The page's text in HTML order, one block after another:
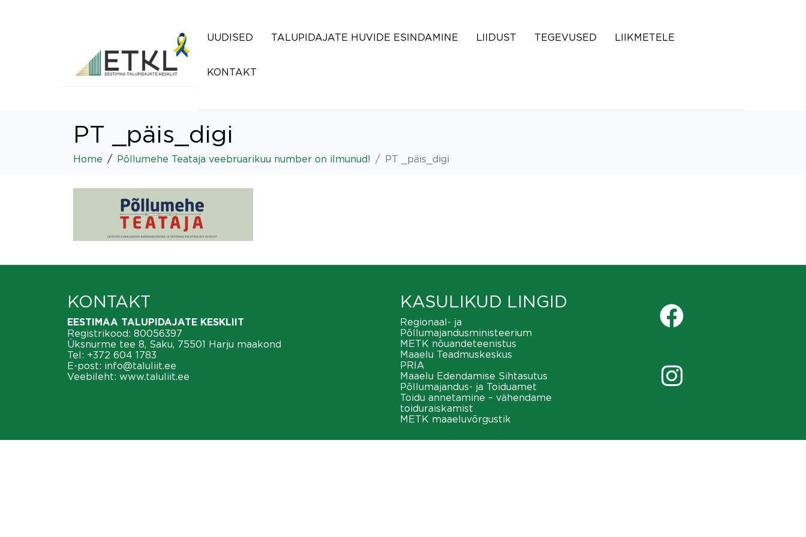
UUDISED TALUPIDAJATE HUVIDE ESINDAMINE LIIDUST TEGEVUSED LIIKMETELE
KONTAKT
PT _päis_digi
Home Põllumehe Teataja veebruarikuu number on ilmunud! PT _päis_digi
KONTAKT
EESTIMAA TALUPIDAJATE KESKLIIT
Registrikood: 80056397
Üksnurme tee 8, Saku, 75501 Harju maakond
Tel: +372 604 1783
E-post: info@taluliit.ee
Veebileht: www.taluliit.ee
KASULIKUD LINGID
Regionaal- ja
Põllumajandusministeerium
METK nõuandeteenistus
Maaelu Teadmuskeskus
PRIA
Maaelu Edendamise Sihtasutus
Põllumajandus- ja Toiduamet
Toidu annetamine – vähendame
toiduraiskamist
METK maaeluvõrgustik